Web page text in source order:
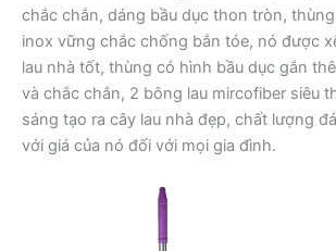
chắc chắn, dáng bầu dục thon tròn,
inox vững chắc chống bắn tóe, nó được
lau nhà tốt, thùng có hình bầu dục gắn
và chắc chắn, 2 bông lau mircofiber siêu
sáng tạo ra cây lau nhà đẹp, chất lượng
với giá của nó đối với mọi gia đình.